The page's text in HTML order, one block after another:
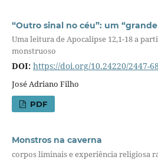
“Outro sinal no céu”: um
Uma leitura de Apocalipse 12,1-18 a
monstruoso
DOI: https://doi.org/10.24220/2447-
José Adriano Filho
PDF
Monstros na caverna
corpos liminais e experiência religiosa